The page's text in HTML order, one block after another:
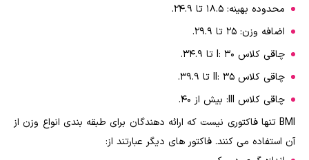
محدوده بهینه: 18.5 تا 24.9.
اضافه وزن: 25 تا 29.9.
چاقی کلاس I: 30 تا 34.9.
چاقی کلاس II: 35 تا 39.9.
چاقی کلاس III: بیش از 40.
BMI تنها فاکتوری نیست که ارائه دهندگان برای طبقه بندی انواع وزن از
آن استفاده می کنند. فاکتور های دیگر عبارتند از: